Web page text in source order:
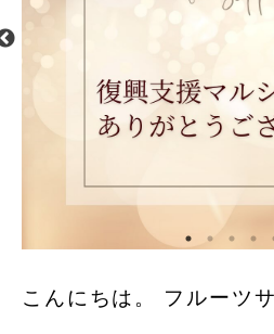
こんにちは。 フルーツ